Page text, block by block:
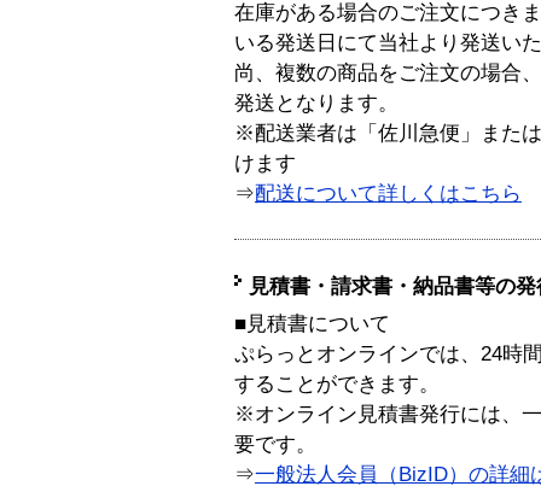
在庫がある場合のご注文につき
いる発送日にて当社より発送い
尚、複数の商品をご注文の場合
発送となります。
※配送業者は「佐川急便」また
けます
⇒配送について詳しくはこちら
見積書・請求書・納品書等の
■見積書について
ぷらっとオンラインでは、24時
することができます。
※オンライン見積書発行には、
要です。
⇒一般法人会員（BizID）の詳細